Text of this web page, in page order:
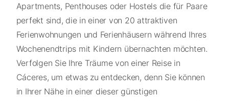
Apartments, Penthouses oder Hostels die für Paare
perfekt sind, die in einer von 20 attraktiven
Ferienwohnungen und Ferienhäusern während Ihres
Wochenendtrips mit Kindern übernachten möchten.
Verfolgen Sie Ihre Träume von einer Reise in
Cáceres, um etwas zu entdecken, denn Sie können
in Ihrer Nähe in einer dieser günstigen